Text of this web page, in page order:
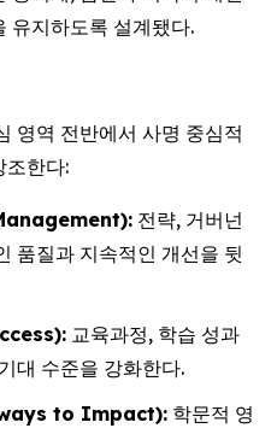
유지하도록 설계됐다.
영역 전반에서 사명 중심적
조한다:
전략, 거버넌
품질과 지속적인 개선을 뒷
교육과정, 학습 성과
대 수준을 강화한다.
to Impact): 학문적 영